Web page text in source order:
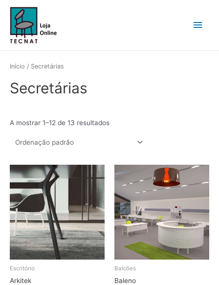
content
Início / Secretárias
Secretárias
A mostrar 1–12 de 13 resultados
Escritório
Arkitek
Balcões
Baleno